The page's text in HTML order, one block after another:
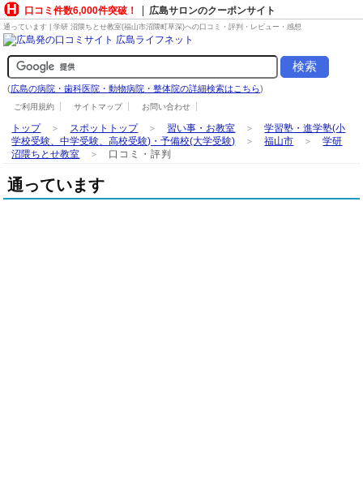
口コミ件数6,000件突破！ 広島サロンのクーポンサイト
通っています | 学研 沼隈ちとせ教室(福山市沼隈町草深)への口コミ・評判・レビュー・感想
(広島の病院・歯科医院・動物病院・整体院の詳細検索はこちら)
ご利用規約 サイトマップ お問い合わせ
トップ＞ スポットトップ＞習い事・お教室 ＞学習塾・進学塾(小
学校受験、中学受験、高校受験)・予備校(大学受験) ＞福山市 ＞学研
沼隈ちとせ教室 ＞ 口コミ・評判
通っています